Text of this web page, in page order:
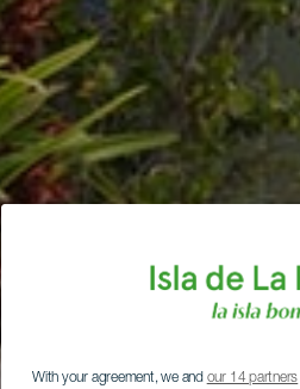
With your agreement, we and our 14 partners